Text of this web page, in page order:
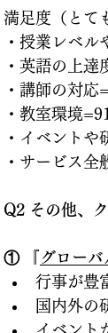
満足度（とて
・授業レベル
・英語の上達
・講師の対応
・教室環境
・イベントや
・サービス全
Q2 その他、
① 『
グローバ
行事が豊
国内外の